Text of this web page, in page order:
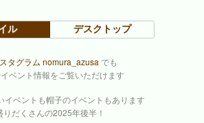
ル デスクトップ
タグラム nomura_azusa でも
ベント情報をご覧いただけます
イベントも帽子のイベントもあります
りだくさんの2025年後半！